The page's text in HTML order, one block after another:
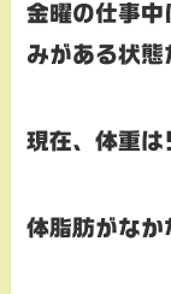
金曜の仕事中
みがある状態
現在、体重は
体脂肪がなか